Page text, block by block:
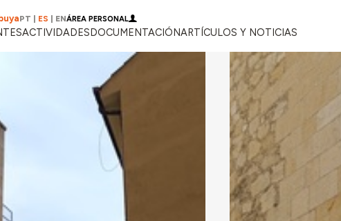
PT ES ENÁREA PERSONAL
ACTIVIDADESDOCUMENTACIÓNARTÍCULOS Y NOTICIAS